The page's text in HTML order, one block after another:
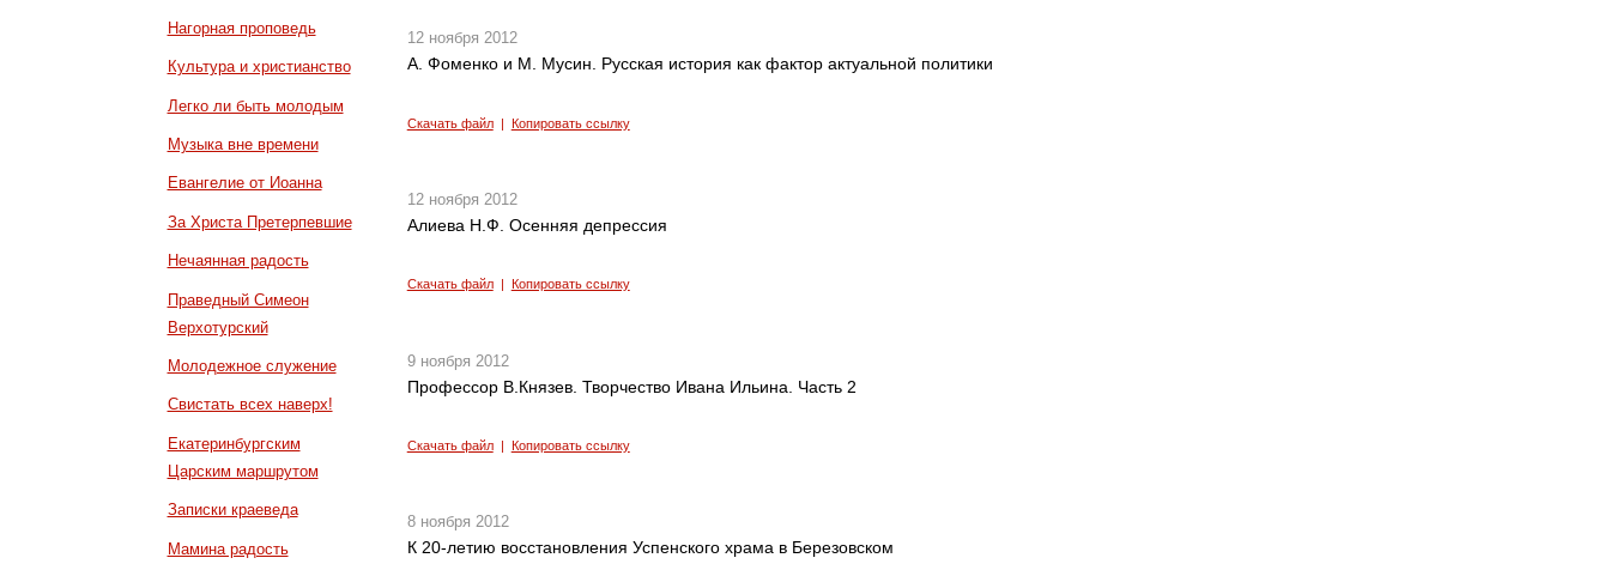
Нагорная проповедь
Культура и христианство
Легко ли быть молодым
Музыка вне времени
Евангелие от Иоанна
За Христа Претерпевшие
Нечаянная радость
Праведный Симеон
Верхотурский
Молодежное служение
Свистать всех наверх!
Екатеринбургским
Царским маршрутом
Записки краеведа
Мамина радость
12 ноября 2012
А. Фоменко и М. Мусин. Русская история как фактор актуальной политики
Скачать файл| Копировать ссылку
12 ноября 2012
Алиева Н.Ф. Осенняя депрессия
Скачать файл| Копировать ссылку
9 ноября 2012
Профессор В.Князев. Творчество Ивана Ильина. Часть 2
Скачать файл| Копировать ссылку
8 ноября 2012
К 20-летию восстановления Успенского храма в Березовском